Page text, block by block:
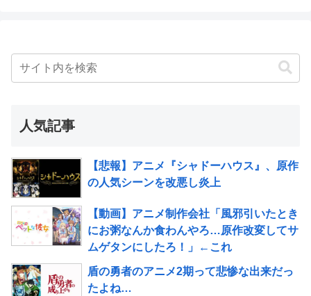
人気記事
【悲報】アニメ『シャドーハウス』、原作
の人気シーンを改悪し炎上
【動画】アニメ制作会社「風邪引いたとき
にお粥なんか食わんやろ…原作改変してサ
ムゲタンにしたろ！」←これ
盾の勇者のアニメ2期って悲惨な出来だっ
たよね…